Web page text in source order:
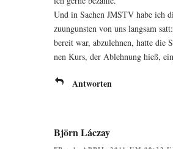
Und in Sachen JMSTV habe ich
zuun­guns­ten von uns lang­sam
bereit war, abzu­leh­nen, hat­te die
nen Kurs, der Ableh­nung hieß,
Antworten
Björn Láczay